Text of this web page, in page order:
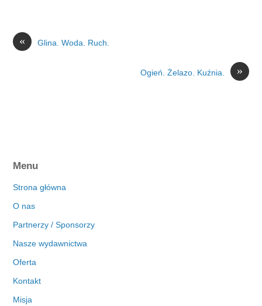
« Glina. Woda. Ruch.
»
Ogień. Żelazo. Kuźnia.
Menu
Strona główna
O nas
Partnerzy / Sponsorzy
Nasze wydawnictwa
Oferta
Kontakt
Misja